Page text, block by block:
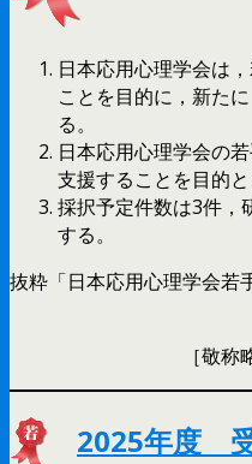
日本応用心理学会は
ことを目的に，新た
る。
日本応用心理学会の
支援することを目的と
採択予定件数は3件，
する。
抜粋「日本応用心理学会若
［敬
2025年度